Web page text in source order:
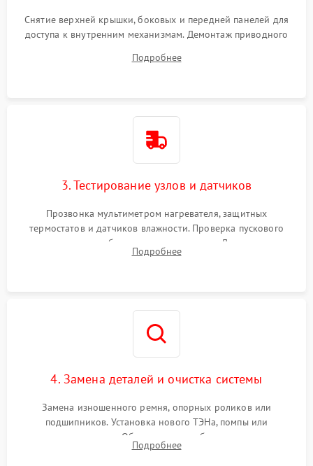
Снятие верхней крышки, боковых и передней панелей для
доступа к внутренним механизмам. Демонтаж приводного
Обеспечение свободного доступа к ТЭНу, компрессору,
Подробнее
3. Тестирование узлов и датчиков
Прозвонка мультиметром нагревателя, защитных
термостатов и датчиков влажности. Проверка пускового
конденсатора, обмоток мотора и помпы. Для машин с
тепловым насосом — диагностика работы компрессора и
Подробнее
4. Замена деталей и очистка системы
Замена изношенного ремня, опорных роликов или
подшипников. Установка нового ТЭНа, помпы или
термодатчиков. Обязательная глубокая очистка
конденсатора, крыльчатки вентилятора и воздуховодов от
Подробнее